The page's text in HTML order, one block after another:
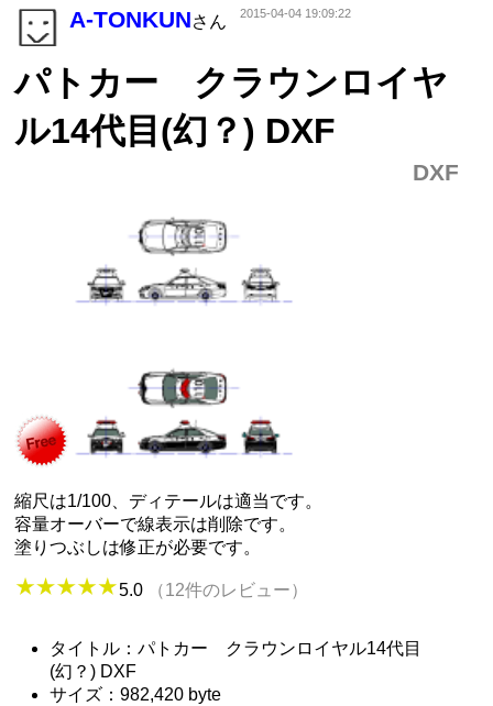
A-TONKUNさん 2015-04-04 19:09:22
パトカー クラウンロイヤ
ル14代目(幻？) DXF
DXF
縮尺は1/100、ディテールは適当です。
容量オーバーで線表示は削除です。
塗りつぶしは修正が必要です。
5.0 （12件のレビュー）
タイトル：パトカー クラウンロイヤル14代目
(幻？) DXF
サイズ：982,420 byte